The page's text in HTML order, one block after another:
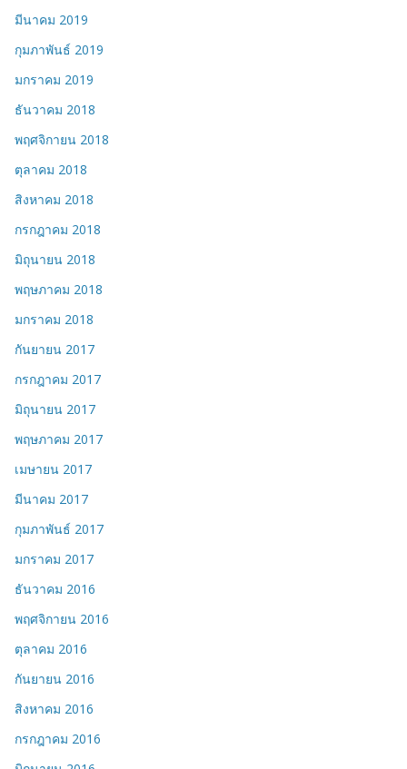
มีนาคม 2019
กุมภาพันธ์ 2019
มกราคม 2019
ธันวาคม 2018
พฤศจิกายน 2018
ตุลาคม 2018
สิงหาคม 2018
กรกฎาคม 2018
มิถุนายน 2018
พฤษภาคม 2018
มกราคม 2018
กันยายน 2017
กรกฎาคม 2017
มิถุนายน 2017
พฤษภาคม 2017
เมษายน 2017
มีนาคม 2017
กุมภาพันธ์ 2017
มกราคม 2017
ธันวาคม 2016
พฤศจิกายน 2016
ตุลาคม 2016
กันยายน 2016
สิงหาคม 2016
กรกฎาคม 2016